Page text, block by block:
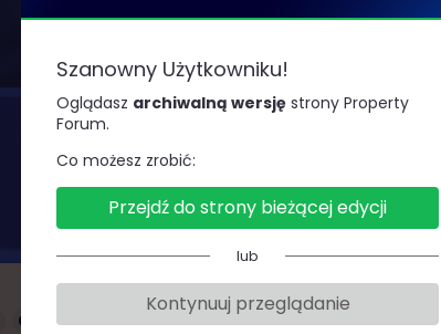
Prelegenci
G H J K L Ł M N O P R S Ś
Szanowny Użytkowniku!
Oglądasz archiwalną wersję strony Property
Forum.
Co możesz zrobić:
Przejdź do strony bieżącej edycji
lub
Kontynuuj przeglądanie